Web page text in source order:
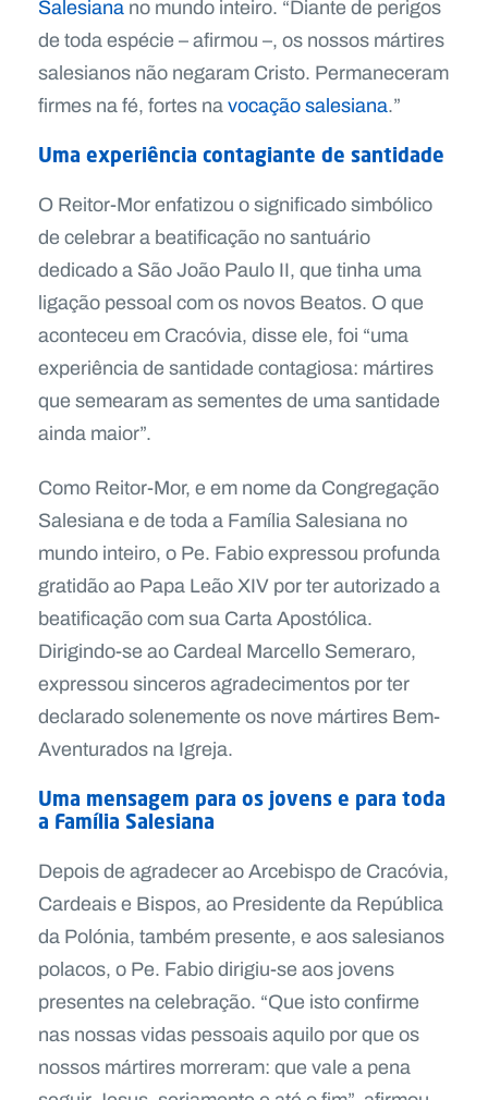
Salesianano mundo inteiro. “Diante de perigos
de toda espécie – afirmou –, os nossos mártires
salesianos não negaram Cristo. Permaneceram
firmes na fé, fortes navocação salesiana.”
Uma experiência contagiante de santidade
O Reitor-Mor enfatizou o significado simbólico
de celebrar a beatificação no santuário
dedicado a São João Paulo II, que tinha uma
ligação pessoal com os novos Beatos. O que
aconteceu em Cracóvia, disse ele, foi “uma
experiência de santidade contagiosa: mártires
que semearam as sementes de uma santidade
ainda maior”.
Como Reitor-Mor, e em nome da Congregação
Salesiana e de toda a Família Salesiana no
mundo inteiro, o Pe. Fabio expressou profunda
gratidão ao Papa Leão XIV por ter autorizado a
beatificação com sua Carta Apostólica.
Dirigindo-se ao Cardeal Marcello Semeraro,
expressou sinceros agradecimentos por ter
declarado solenemente os nove mártires Bem-
Aventurados na Igreja.
Uma mensagem para os jovens e para toda
a Família Salesiana
Depois de agradecer ao Arcebispo de Cracóvia,
Cardeais e Bispos, ao Presidente da República
da Polónia, também presente, e aos salesianos
polacos, o Pe. Fabio dirigiu-se aos jovens
presentes na celebração. “Que isto confirme
nas nossas vidas pessoais aquilo por que os
nossos mártires morreram: que vale a pena